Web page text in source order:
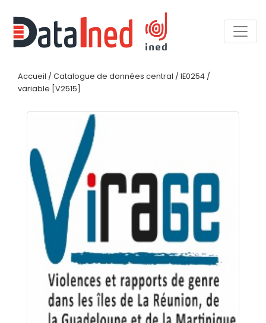
Accueil / Catalogue de données central / IE0254 /
variable [V2515]